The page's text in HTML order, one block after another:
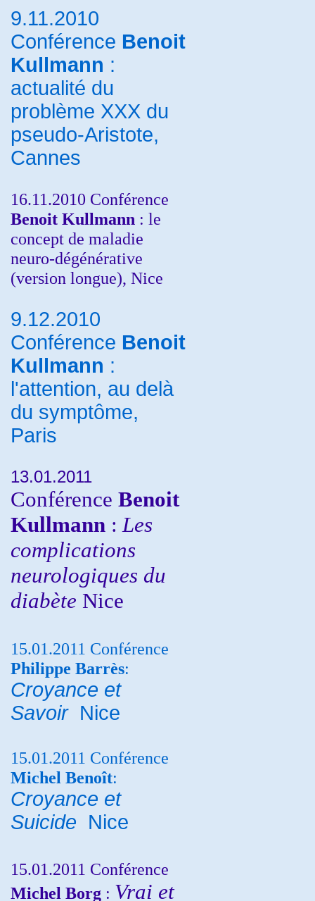
9.11.2010
Conférence Benoit
Kullmann :
actualité du
problème XXX du
pseudo-Aristote,
Cannes
16.11.2010 Conférence
Benoit Kullmann : le
concept de maladie
neuro-dégénérative
(version longue), Nice
9.12.2010
Conférence Benoit
Kullmann :
l'attention, au delà
du symptôme,
Paris
13.01.2011
Conférence Benoit
Kullmann : Les
complications
neurologiques du
diabète Nice
15.01.2011 Conférence
Philippe Barrès:
Croyance et
Savoir Nice
15.01.2011 Conférence
Michel Benoît:
Croyance et
Suicide Nice
15.01.2011 Conférence
Michel Borg : Vrai et